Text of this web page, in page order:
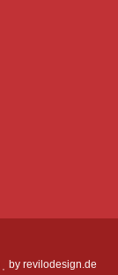
by revilodesign.de